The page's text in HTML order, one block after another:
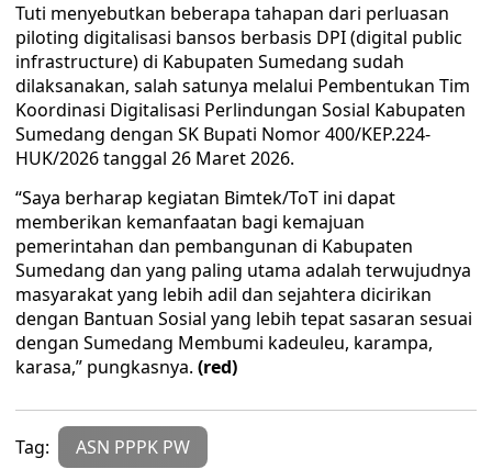
Tuti menyebutkan beberapa tahapan dari perluasan
piloting digitalisasi bansos berbasis DPI (digital public
infrastructure) di Kabupaten Sumedang sudah
dilaksanakan, salah satunya melalui Pembentukan Tim
Koordinasi Digitalisasi Perlindungan Sosial Kabupaten
Sumedang dengan SK Bupati Nomor 400/KEP.224-
HUK/2026 tanggal 26 Maret 2026.
“Saya berharap kegiatan Bimtek/ToT ini dapat
memberikan kemanfaatan bagi kemajuan
pemerintahan dan pembangunan di Kabupaten
Sumedang dan yang paling utama adalah terwujudnya
masyarakat yang lebih adil dan sejahtera dicirikan
dengan Bantuan Sosial yang lebih tepat sasaran sesuai
dengan Sumedang Membumi kadeuleu, karampa,
karasa,” pungkasnya. (red)
Tag: ASN PPPK PW